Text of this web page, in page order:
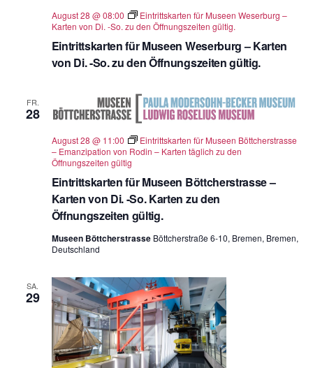
Eintrittskarten für Museen Weserburg – Karten
von Di. -So. zu den Öffnungszeiten gültig.
August 28 @ 08:00
Eintrittskarten für Museen Weserburg –
Karten von Di. -So. zu den Öffnungszeiten gültig.
FR.
28
Eintrittskarten für Museen Böttcherstrasse –
Karten von Di. -So. Karten zu den
Öffnungszeiten gültig.
August 28 @ 11:00
Eintrittskarten für Museen Böttcherstrasse
– Emanzipation von Rodin – Karten täglich zu den
Öffnungszeiten gültig
Museen Böttcherstrasse Böttcherstraße 6-10, Bremen, Bremen,
Deutschland
SA.
29